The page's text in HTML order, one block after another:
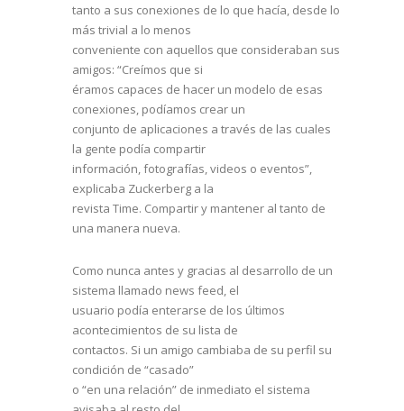
tanto a sus conexiones de lo que hacía, desde lo
más trivial a lo menos
conveniente con aquellos que consideraban sus
amigos: “Creímos que si
éramos capaces de hacer un modelo de esas
conexiones, podíamos crear un
conjunto de aplicaciones a través de las cuales
la gente podía compartir
información, fotografías, videos o eventos”,
explicaba Zuckerberg a la
revista Time. Compartir y mantener al tanto de
una manera nueva.
Como nunca antes y gracias al desarrollo de un
sistema llamado news feed, el
usuario podía enterarse de los últimos
acontecimientos de su lista de
contactos. Si un amigo cambiaba de su perfil su
condición de “casado”
o “en una relación” de inmediato el sistema